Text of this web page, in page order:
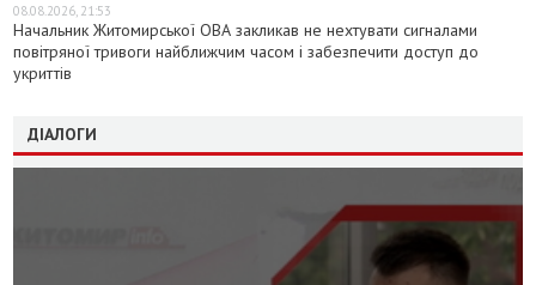
08.08.2026, 21:53
Начальник Житомирської ОВА закликав не нехтувати сигналами
повітряної тривоги найближчим часом і забезпечити доступ до
укриттів
ДІАЛОГИ